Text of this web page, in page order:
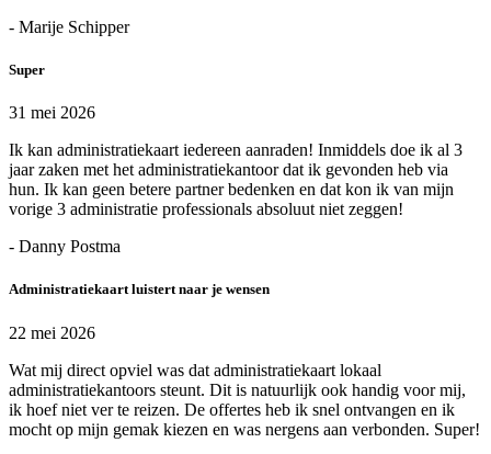
- Marije Schipper
Super
31 mei 2026
Ik kan administratiekaart iedereen aanraden! Inmiddels doe ik al 3
jaar zaken met het administratiekantoor dat ik gevonden heb via
hun. Ik kan geen betere partner bedenken en dat kon ik van mijn
vorige 3 administratie professionals absoluut niet zeggen!
- Danny Postma
Administratiekaart luistert naar je wensen
22 mei 2026
Wat mij direct opviel was dat administratiekaart lokaal
administratiekantoors steunt. Dit is natuurlijk ook handig voor mij,
ik hoef niet ver te reizen. De offertes heb ik snel ontvangen en ik
mocht op mijn gemak kiezen en was nergens aan verbonden. Super!